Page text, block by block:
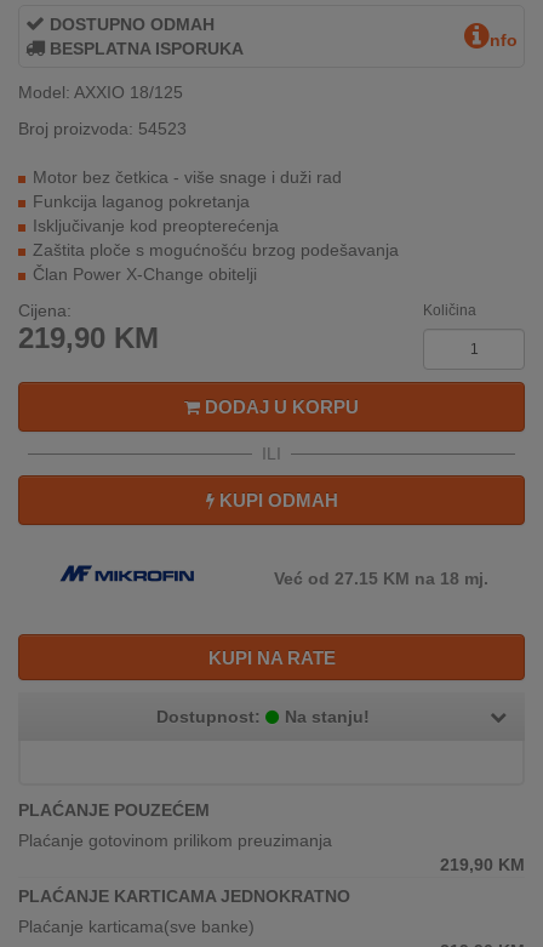
AKCIJE
BRENDOVI
U
PONUDI
KONTAKT
KUPOVINA
NA
O
KUPITI?
OZNAKE
UČINKOVITOSTI
DIGITALIS
DOSTUPNO ODMAH
BESPLATNA ISPORUKA
nfo
Model: AXXIO 18/125
Broj proizvoda: 54523
Motor bez četkica - više snage i duži rad
Funkcija laganog pokretanja
Isključivanje kod preopterećenja
Zaštita ploče s mogućnošću brzog podešavanja
Član Power X-Change obitelji
Cijena:
219,90 KM
Količina
DODAJ U KORPU
ILI
KUPI ODMAH
Već od 27.15 KM na 18 mj.
KUPI NA RATE
Dostupnost: Na stanju!
PLAĆANJE POUZEĆEM
Plaćanje gotovinom prilikom preuzimanja
219,90 KM
PLAĆANJE KARTICAMA JEDNOKRATNO
Plaćanje karticama(sve banke)